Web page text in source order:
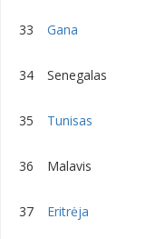
33 Gana
34 Senegalas
35 Tunisas
36 Malavis
37 Eritrėja